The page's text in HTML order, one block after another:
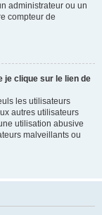
administrateur ou un
compteur de
je clique sur le lien de
les utilisateurs
autres utilisateurs
utilisation abusive
malveillants ou